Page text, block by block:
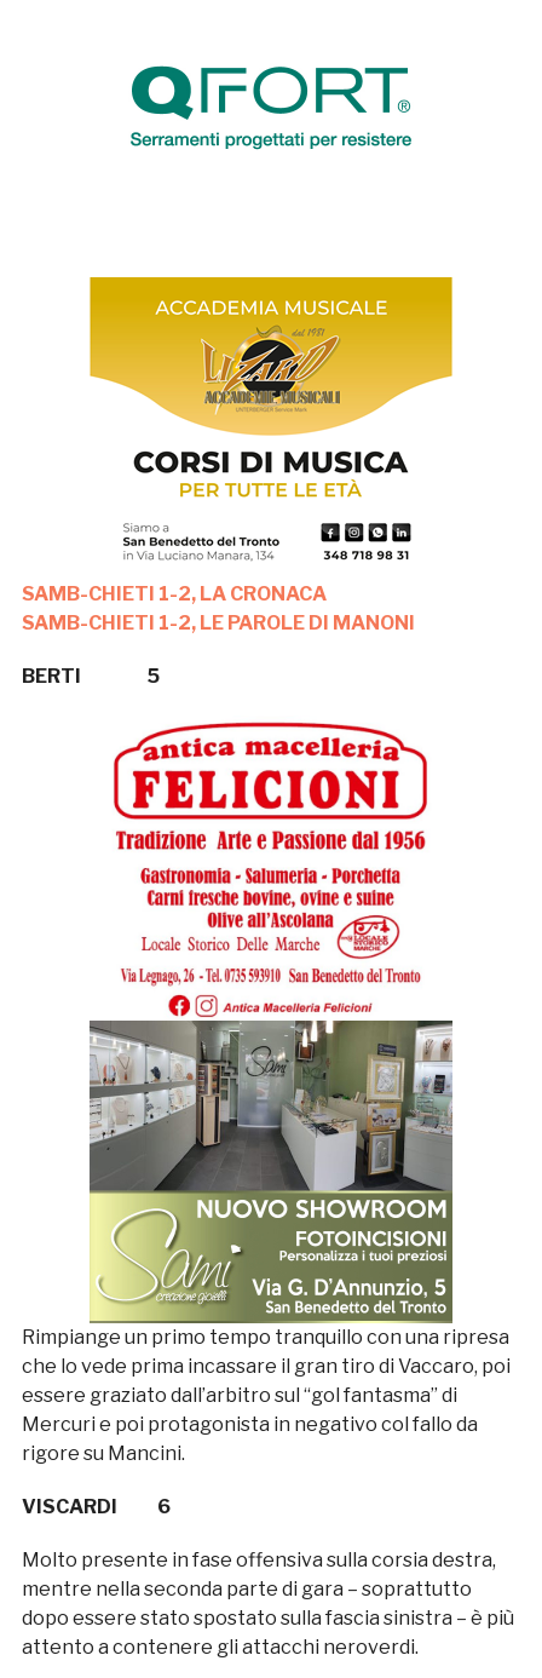
SAMB-CHIETI 1-2, LA CRONACA
SAMB-CHIETI 1-2, LE PAROLE DI MANONI
BERTI 5
Rimpiange un primo tempo tranquillo con una ripresa
che lo vede prima incassare il gran tiro di Vaccaro, poi
essere graziato dall’arbitro sul “gol fantasma” di
Mercuri e poi protagonista in negativo col fallo da
rigore su Mancini.
VISCARDI 6
Molto presente in fase offensiva sulla corsia destra,
mentre nella seconda parte di gara – soprattutto
dopo essere stato spostato sulla fascia sinistra – è più
attento a contenere gli attacchi neroverdi.